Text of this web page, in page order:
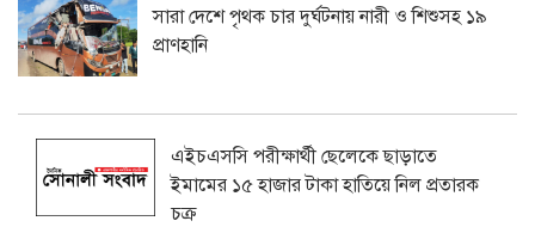
সারা দেশে পৃথক চার দুর্ঘটনায় নারী ও শিশুসহ ১৯
প্রাণহানি
এইচএসসি পরীক্ষার্থী ছেলেকে ছাড়াতে
ইমামের ১৫ হাজার টাকা হাতিয়ে নিল প্রতারক
চক্র